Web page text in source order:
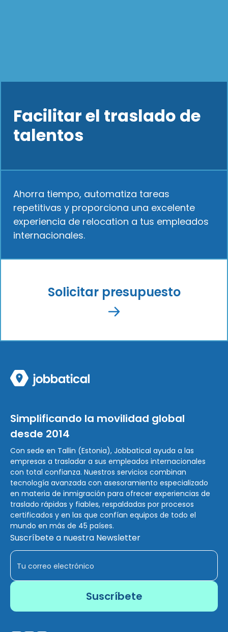
Facilitar el traslado de
talentos
Ahorra tiempo, automatiza tareas
repetitivas y proporciona una excelente
experiencia de relocation a tus empleados
internacionales.
Solicitar presupuesto
Simplificando la movilidad global
desde 2014
Con sede en Tallin (Estonia), Jobbatical ayuda a las
empresas a trasladar a sus empleados internacionales
con total confianza. Nuestros servicios combinan
tecnología avanzada con asesoramiento especializado
en materia de inmigración para ofrecer experiencias de
traslado rápidas y fiables, respaldadas por procesos
certificados y en las que confían equipos de todo el
mundo en más de 45 países.
Suscríbete a nuestra Newsletter